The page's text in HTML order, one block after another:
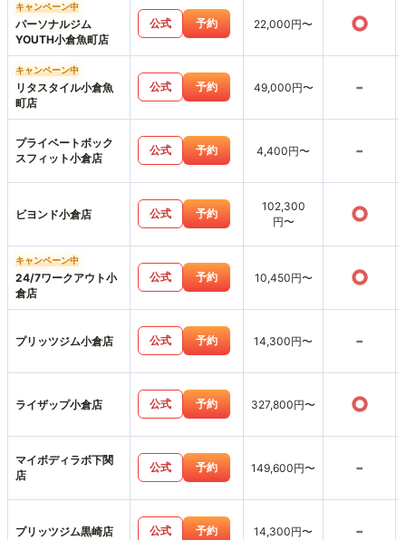
キャンペーン中
パーソナルジム
YOUTH小倉魚町店
公式 予約 22,000円〜 ○
キャンペーン中
リタスタイル小倉魚
町店
公式 予約 49,000円〜 -
プライベートボック
スフィット小倉店
公式 予約 4,400円〜 -
ビヨンド小倉店 公式 予約
102,300
円〜
○
キャンペーン中
24/7ワークアウト小
倉店
公式 予約 10,450円〜 ○
プリッツジム小倉店 公式 予約 14,300円〜 -
ライザップ小倉店 公式 予約 327,800円〜 ○
マイボディラボ下関
店
公式 予約 149,600円〜 -
プリッツジム黒崎店 公式 予約 14,300円〜 -